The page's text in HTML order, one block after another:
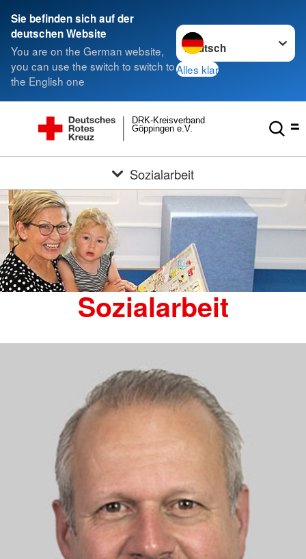
Sie befinden sich auf der
deutschen Website
You are on the German website,
you can use the switch to switch to
the English one
Sprache wechseln zu
Alles klar
Göppingen e.V.
DRK-Kreisverband
Sozialarbeit
Sozialarbeit